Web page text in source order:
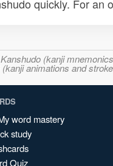
quickly. For an
(kanji
animations and
word mastery
study
Quiz